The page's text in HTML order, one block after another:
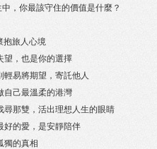
，你最該守住的價值是什麼？
抱旅人心境
望，也是你的選擇
輕易將期望，寄託他人
自己最溫柔的港灣
尋那雙，活出理想人生的眼睛
好的愛，是安靜陪伴
獨的真相